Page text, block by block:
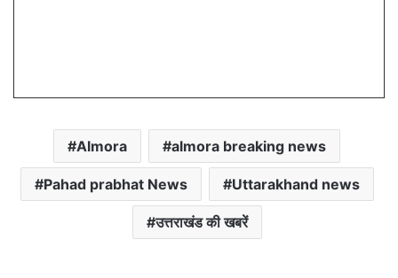
Almora almora breaking news
Pahad prabhat News Uttarakhand news
उत्तराखंड की खबरें